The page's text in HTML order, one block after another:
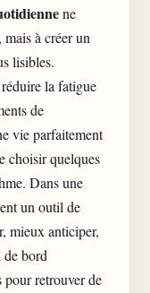
ne
à créer un
lisibles.
la fatigue
de
vie parfaitement
choisir quelques
Dans une
un outil de
mieux anticiper,
de bord
pourretrouver de